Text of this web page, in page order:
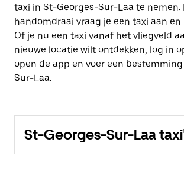
taxi in St-Georges-Sur-Laa te nemen.
handomdraai vraag je een taxi aan
Of je nu een taxi vanaf het vliegveld
nieuwe locatie wilt ontdekken, log in
open de app en voer een
Sur-Laa.
St-Georges-Sur-Laa